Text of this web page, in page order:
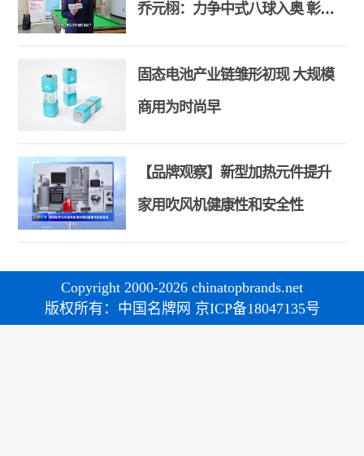
乔元栩：力争中式八球入奥 彰显
和合共生精神
固态电池产业链雏形初现 大规模
商用为时尚早
【品牌观察】新型加热元件提升
家用吹风机健康性和安全性
Copyright 2000-2026 chinatopbrands.net
版权所有：中国名牌网 京ICP备18047135号